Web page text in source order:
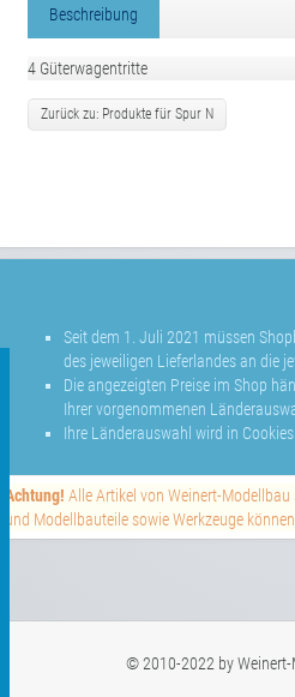
Beschreibung
4 Güterwagentritte
Zurück zu: Produkte für Spur N
Seit dem 1. Juli 2021 müssen
des jeweiligen Lieferlandes an die
Die angezeigten Preise im Shop
Ihrer vorgenommenen
Ihre Länderauswahl wird in
Achtung! Alle Artikel von Weinert-
und Modellbauteile sowie Werkzeuge
© 2010-2022 by